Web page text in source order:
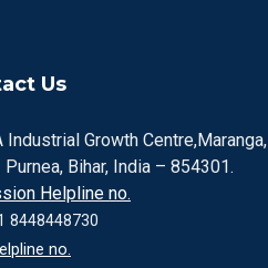
Us
Industrial Growth Centre,Maranga,
Purnea, Bihar, India – 854301.
Helpline no.
8448448730
no.